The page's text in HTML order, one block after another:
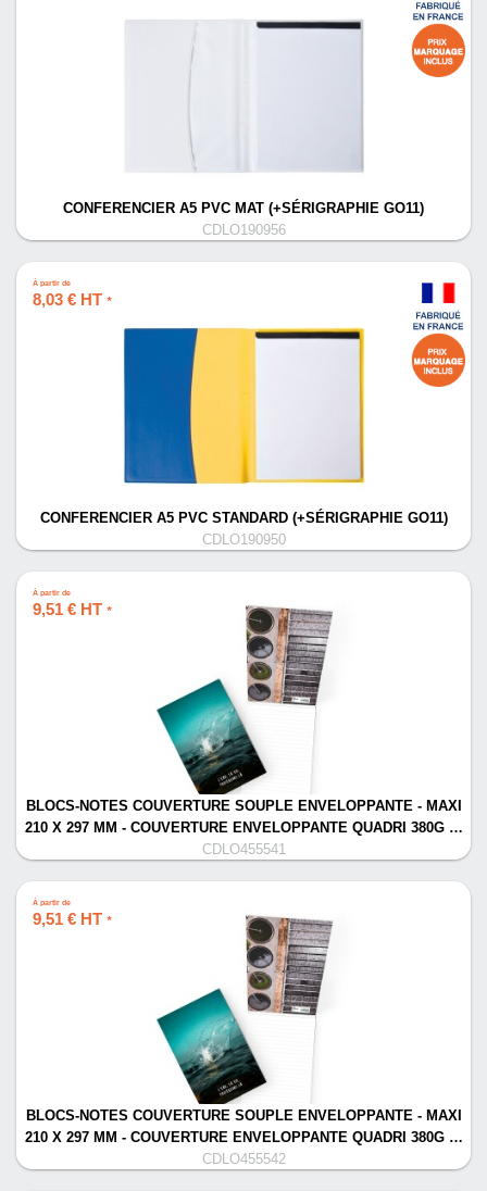
CONFERENCIER A5 PVC MAT (+SÉRIGRAPHIE GO11)
CDLO190956
À partir de
8,03 € HT *
CONFERENCIER A5 PVC STANDARD (+SÉRIGRAPHIE GO11)
CDLO190950
À partir de
9,51 € HT *
BLOCS-NOTES COUVERTURE SOUPLE ENVELOPPANTE - MAXI
210 X 297 MM - COUVERTURE ENVELOPPANTE QUADRI 380G …
CDLO455541
À partir de
9,51 € HT *
BLOCS-NOTES COUVERTURE SOUPLE ENVELOPPANTE - MAXI
210 X 297 MM - COUVERTURE ENVELOPPANTE QUADRI 380G …
CDLO455542